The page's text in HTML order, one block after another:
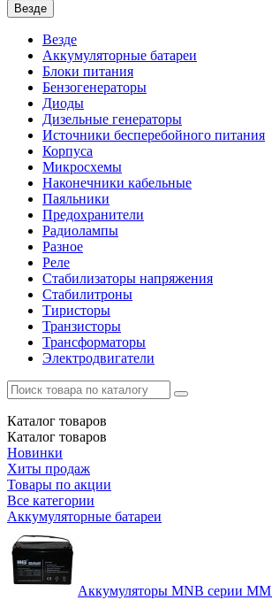
Везде
Везде
Аккумуляторные батареи
Блоки питания
Бензогенераторы
Диоды
Дизельные генераторы
Источники бесперебойного питания
Корпуса
Микросхемы
Наконечники кабельные
Паяльники
Предохранители
Радиолампы
Разное
Реле
Стабилизаторы напряжения
Стабилитроны
Тиристоры
Транзисторы
Трансформаторы
Электродвигатели
Каталог товаров
Каталог товаров
Новинки
Хиты продаж
Товары по акции
Все категории
Аккумуляторные батареи
Аккумуляторы MNB серии MM